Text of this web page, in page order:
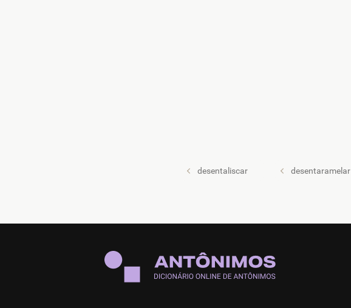
desentaliscar desentaramelar